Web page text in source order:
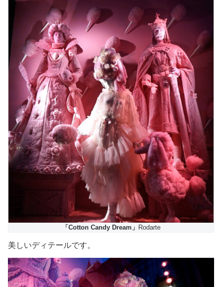
「Cotton Candy Dream」 Rodarte
美しいディテールです。